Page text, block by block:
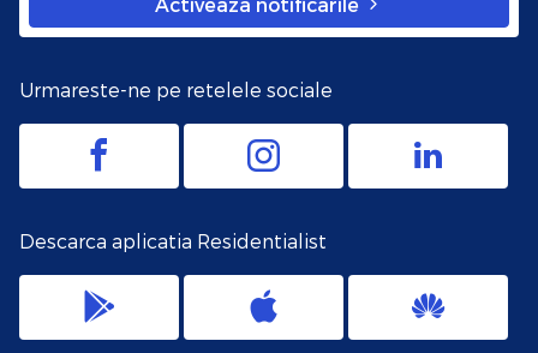
Urmareste-ne pe retelele sociale
Descarca aplicatia Residentialist